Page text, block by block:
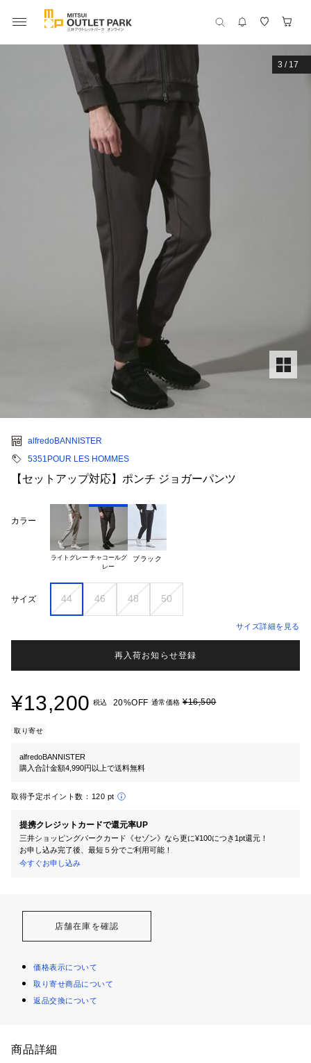
3 / 17
alfredoBANNISTER
5351POUR LES HOMMES
【セットアップ対応】ポンチ ジョガーパンツ
カラー
ライトグレー チャコールグ
ブラック
サイズ 44 46 48 50
サイズ詳細を見る
再入荷お知らせ登録
¥13,200 税込 20%OFF 通常価格 ¥16,500
取り寄せ
alfredoBANNISTER
購入合計金額4,990円以上で送料無料
取得予定ポイント数： 120 pt
提携クレジットカードで還元率UP
三井ショッピングパークカード《セゾン》なら更に¥100につき1pt還元！
お申し込み完了後、最短５分でご利用可能！
今すぐお申し込み
店舗在庫を確認
価格表示について
取り寄せ商品について
返品交換について
商品詳細